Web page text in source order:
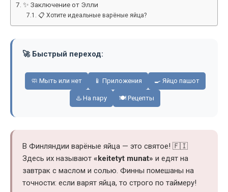
✨ Заключение от Элли
📋 Хотите идеальные варёные яйца?
🚀 Быстрый переход:
🧼 Мыть или нет 📱 Приложения 🍳 Яйцо пашот
♨️ На пару 🍽️ Рецепты
В Финляндии варёные яйца — это святое! 🇫🇮
Здесь их называют «keitetyt munat» и едят на
завтрак с маслом и солью. Финны помешаны на
точности: если варят яйца, то строго по таймеру!